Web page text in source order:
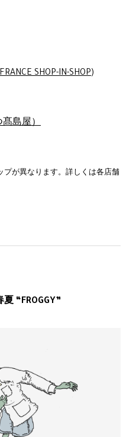
SHOP-IN-SHOP)
髙島屋）
プが異なります。詳しくは各店舗
“FROGGY”